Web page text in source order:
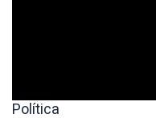
Política